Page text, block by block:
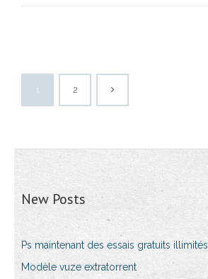
1 2
New Posts
Ps maintenant des essais gratuits illimités
Modèle vuze extratorrent